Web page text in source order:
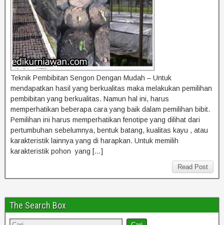
Teknik Pembibitan Sengon Dengan Mudah – Untuk
mendapatkan hasil yang berkualitas maka melakukan pemilihan
pembibitan yang berkualitas. Namun hal ini, harus
memperhatikan beberapa cara yang baik dalam pemilihan bibit.
Pemilihan ini harus memperhatikan fenotipe yang dilihat dari
pertumbuhan sebelumnya, bentuk batang, kualitas kayu , atau
karakteristik lainnya yang di harapkan. Untuk memilih
karakteristik pohon yang […]
Read Post
The Search Box